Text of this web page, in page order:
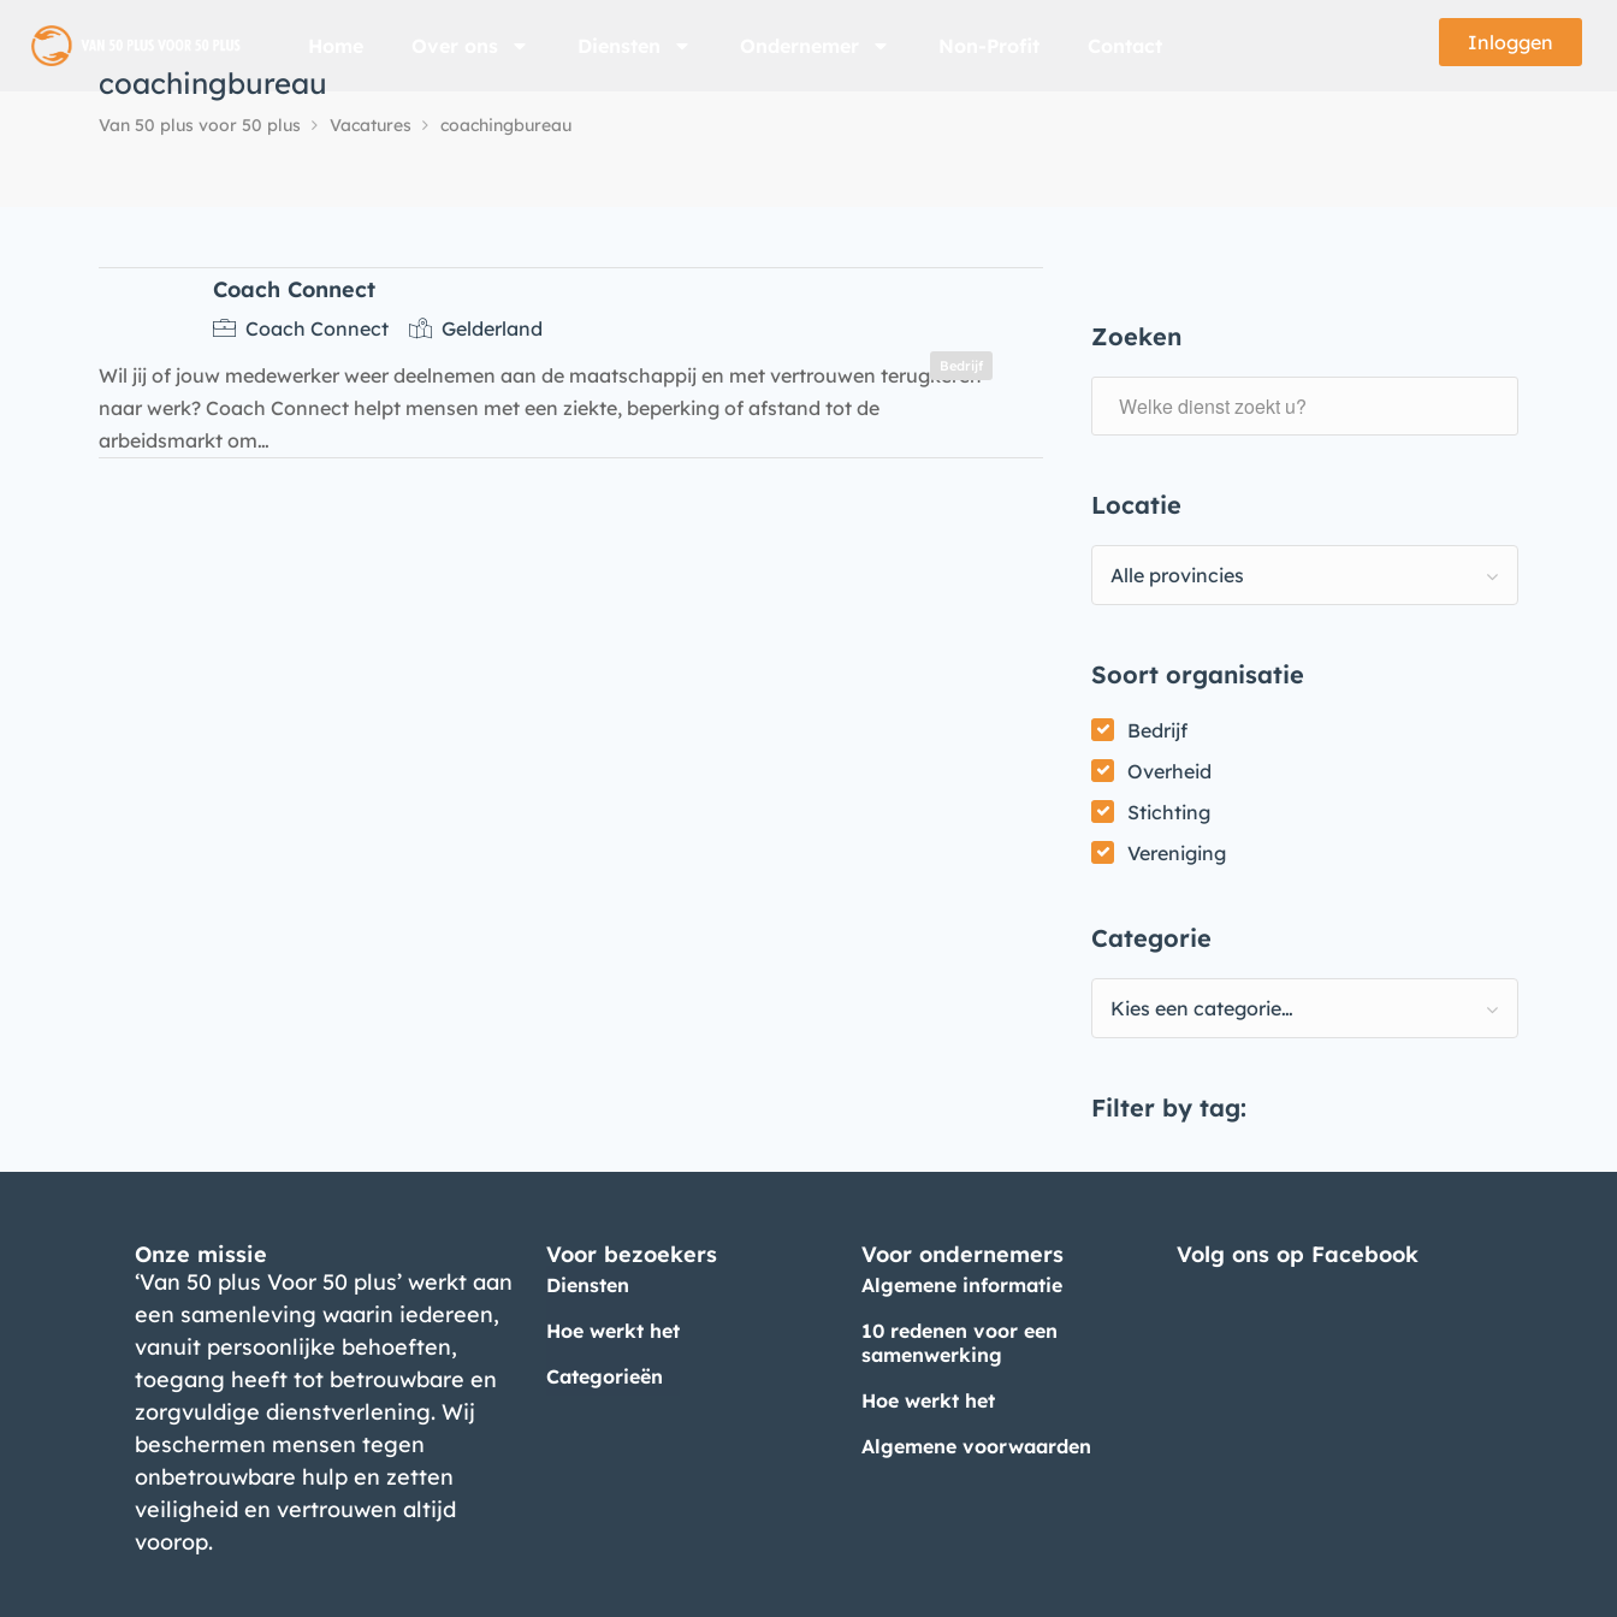
Inloggen
coachingbureau
Van 50 plus voor 50 plus Vacatures coachingbureau
Zoeken
Locatie
Alle provincies
Soort organisatie
Bedrijf
Overheid
Stichting
Vereniging
Categorie
Kies een categorie…
Filter by tag:
Coach Connect
Bedrijf
Coach Connect
Gelderland
Wil jij of jouw medewerker weer deelnemen aan de maatschappij en met vertrouwen terugkeren
naar werk? Coach Connect helpt mensen met een ziekte, beperking of afstand tot de
arbeidsmarkt om…
Onze missie
‘Van 50 plus Voor 50 plus’ werkt aan
een samenleving waarin iedereen,
vanuit persoonlijke behoeften,
toegang heeft tot betrouwbare en
zorgvuldige dienstverlening. Wij
beschermen mensen tegen
onbetrouwbare hulp en zetten
veiligheid en vertrouwen altijd
voorop.
Voor bezoekers
Diensten
Hoe werkt het
Categorieën
Voor ondernemers
Algemene informatie
10 redenen voor een
samenwerking
Hoe werkt het
Algemene voorwaarden
Volg ons op Facebook